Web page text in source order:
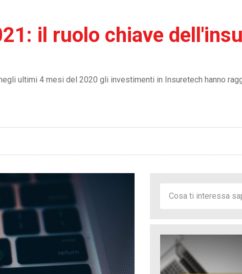
il ruolo chiave
ultimi 4 mesi del 2020 gli investimenti in Insuretech hanno